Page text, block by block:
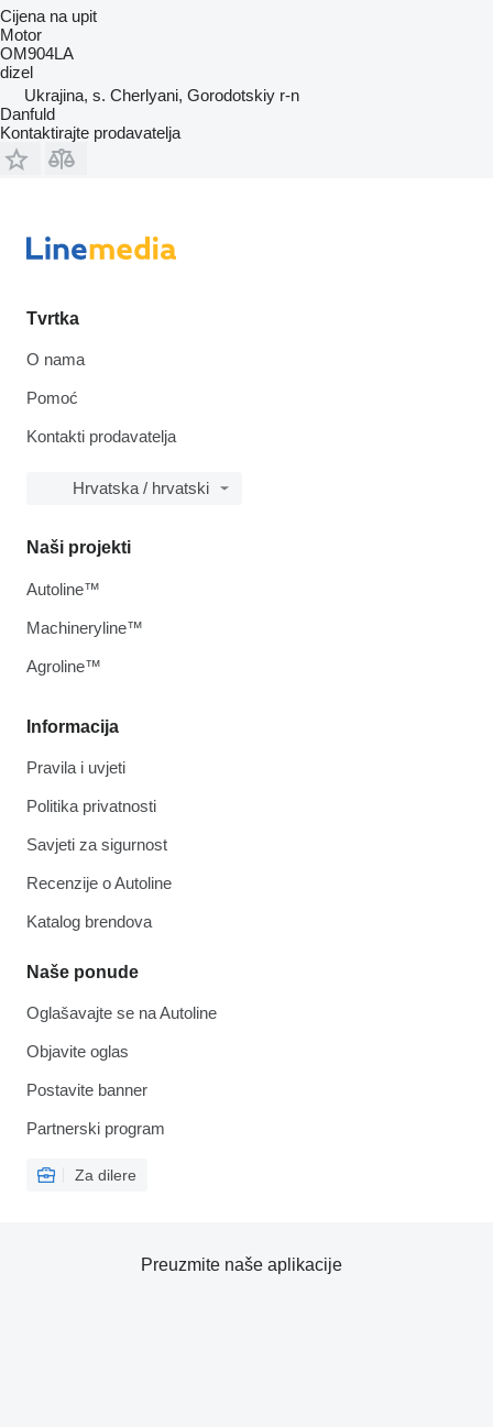
Cijena na upit
Motor
OM904LA
dizel
Ukrajina, s. Cherlyani, Gorodotskiy r-n
Danfuld
Kontaktirajte prodavatelja
Tvrtka
O nama
Pomoć
Kontakti prodavatelja
Hrvatska / hrvatski
Informacija
Pravila i uvjeti
Politika privatnosti
Savjeti za sigurnost
Recenzije o Autoline
Katalog brendova
Naše ponude
Oglašavajte se na Autoline
Objavite oglas
Postavite banner
Partnerski program
Za dilere
Naši projekti
Autoline™
Machineryline™
Agroline™
Preuzmite naše aplikacije